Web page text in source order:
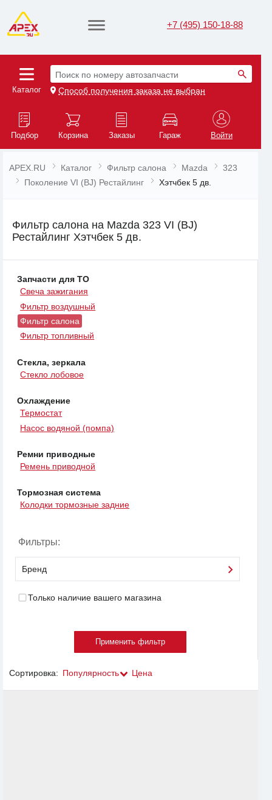
+7 (495) 150-18-88
Каталог
Поиск по номеру автозапчасти
Способ получения заказа не выбран
Подбор Корзина Заказы Гараж Войти
APEX.RU Каталог Фильтр салона Mazda
323
Поколение VI (BJ) Рестайлинг
Хэтчбек 5 дв.
Фильтр салона на Mazda 323 VI (BJ)
Рестайлинг Хэтчбек 5 дв.
Запчасти для ТО
Свеча зажигания
Фильтр воздушный
Фильтр салона
Фильтр топливный
Стекла, зеркала
Стекло лобовое
Охлаждение
Термостат
Насос водяной (помпа)
Ремни приводные
Ремень приводной
Тормозная система
Колодки тормозные задние
Фильтры:
Бренд
Только наличие вашего магазина
Сортировка: Популярность Цена